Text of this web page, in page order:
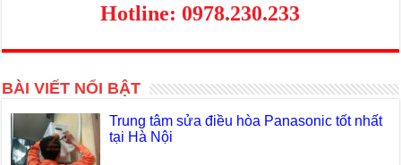
Hotline: 0978.230.233
BÀI VIẾT NỔI BẬT
Trung tâm sửa điều hòa Panasonic tốt nhất
tại Hà Nội